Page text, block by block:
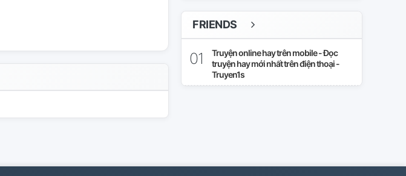
FRIENDS
Truyện online hay trên mobile - Đọc
truyện hay mới nhất trên điện thoại -
Truyen1s